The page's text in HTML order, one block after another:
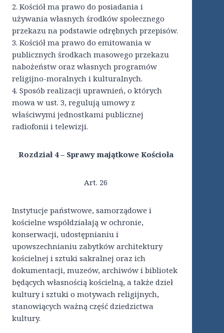
2. Kościół ma prawo do posiadania i
używania własnych środków społecznego
przekazu na podstawie odrębnych przepisów.
3. Kościół ma prawo do emitowania w
publicznych środkach masowego przekazu
nabożeństw oraz własnych programów
religijno-moralnych i kulturalnych.
4. Sposób realizacji uprawnień, o których
mowa w ust. 3, regulują umowy z
właściwymi jednostkami publicznej
radiofonii i telewizji.
Rozdział 4 – Sprawy majątkowe Kościoła
Art. 26
Instytucje państwowe, samorządowe i
kościelne współdziałają w ochronie,
konserwacji, udostępnianiu i
upowszechnianiu zabytków architektury
kościelnej i sztuki sakralnej oraz ich
dokumentacji, muzeów, archiwów i bibliotek
będących własnością kościelną, a także dzieł
kultury i sztuki o motywach religijnych,
stanowiących ważną część dziedzictwa
kultury.